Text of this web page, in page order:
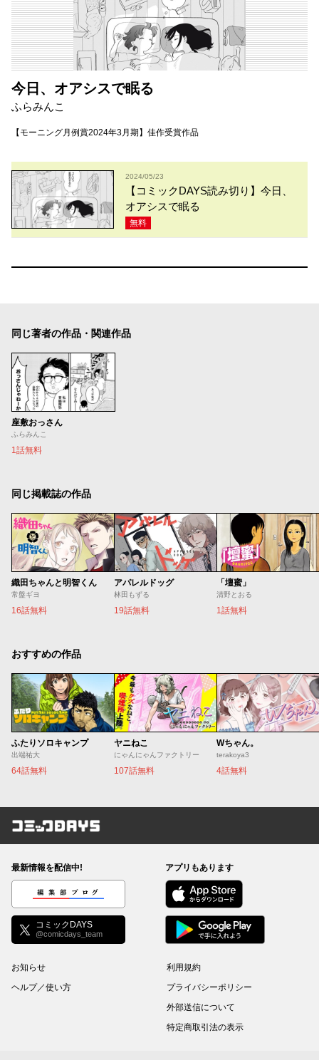
今日、オアシスで眠る
ふらみんこ
【モーニング月例賞2024年3月期】佳作受賞作品
2024/05/23
【コミックDAYS読み切り】今日、
オアシスで眠る
無料
同じ著者の作品・関連作品
座敷おっさん
ふらみんこ
1話無料
同じ掲載誌の作品
織田ちゃんと明智くん
常盤ギヨ
16話無料
アパレルドッグ
林田もずる
19話無料
「壇蜜」
清野とおる
1話無料
おすすめの作品
ふたりソロキャンプ
出端祐大
64話無料
ヤニねこ
にゃんにゃんファクトリー
107話無料
Wちゃん。
terakoya3
4話無料
コミックDAYS
最新情報を配信中!
編集部ブログ
コミックDAYS
@comicdays_team
アプリもあります
お知らせ
ヘルプ／使い方
利用規約
プライバシーポリシー
外部送信について
特定商取引法の表示